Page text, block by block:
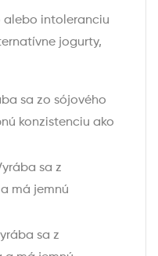
alebo intoleranciu
jogurty,
sa zo sójového
konzistenciu ako
sa z
má jemnú
sa z